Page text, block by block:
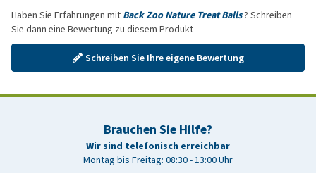
Haben Sie Erfahrungen mit Back Zoo Nature Treat Balls? Schreiben
Sie dann eine Bewertung zu diesem Produkt
Schreiben Sie Ihre eigene Bewertung
Brauchen Sie Hilfe?
Wir sind telefonisch erreichbar
Montag bis Freitag: 08:30 - 13:00 Uhr